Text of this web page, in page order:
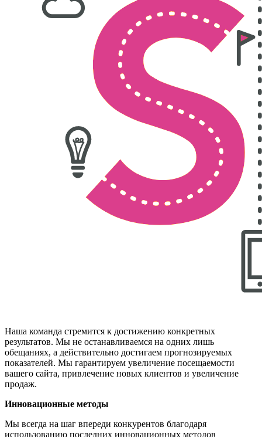
Наша команда стремится к достижению конкретных
результатов. Мы не останавливаемся на одних лишь
обещаниях, а действительно достигаем прогнозируемых
показателей. Мы гарантируем увеличение посещаемости
вашего сайта, привлечение новых клиентов и увеличение
продаж.
Инновационные методы
Мы всегда на шаг впереди конкурентов благодаря
использованию последних инновационных методов